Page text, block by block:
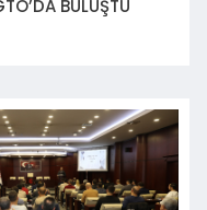
BULUŞTU